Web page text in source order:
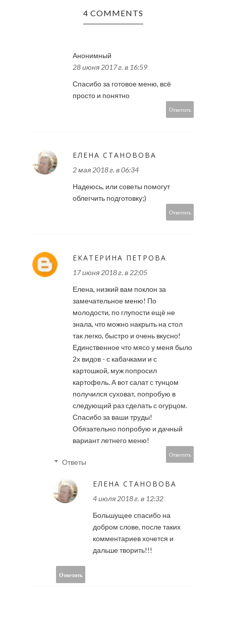
4 COMMENTS
Анонимный
28 июня 2017 г. в 16:59
Спасибо за готовое меню, всё
просто и понятно
Ответить
ЕЛЕНА СТАНОВОВА
2 мая 2018 г. в 06:34
Надеюсь, или советы помогут
облегчить подготовку;)
Ответить
ЕКАТЕРИНА ПЕТРОВА
17 июня 2018 г. в 22:05
Елена, низкий вам поклон за
замечательное меню! По
молодости, по глупости ещё не
знала, что можно накрыть на стол
так легко, быстро и очень вкусно!
Единственное что мясо у меня было
2х видов - с кабачками и с
картошкой, муж попросил
картофель. А вот салат с тунцом
получился суховат, попробую в
следующий раз сделать с огурцом.
Спасибо за ваши труды!
Обязательно попробую и дачный
вариант летнего меню!
Ответить
Ответы
ЕЛЕНА СТАНОВОВА
4 июля 2018 г. в 12:32
Большущее спасибо на
добром слове, после таких
комментариев хочется и
дальше творить!!!
Ответить